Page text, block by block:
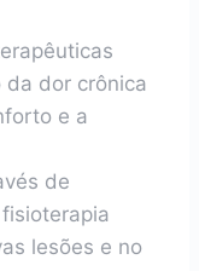
da dor crônica
e a
de
lesões e no